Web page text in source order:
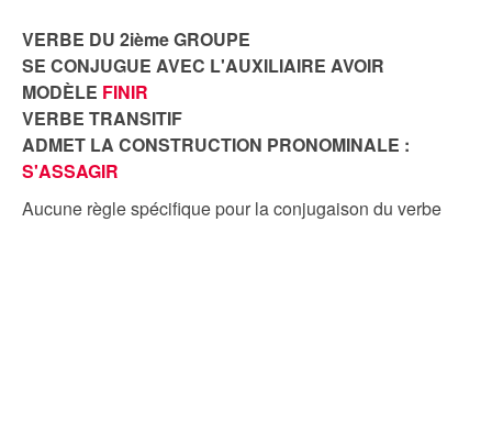
VERBE DU 2ième GROUPE
SE CONJUGUE AVEC L'AUXILIAIRE AVOIR
MODÈLE FINIR
VERBE TRANSITIF
ADMET LA CONSTRUCTION PRONOMINALE :
S'ASSAGIR
Aucune règle spécifique pour la conjugaison du verbe